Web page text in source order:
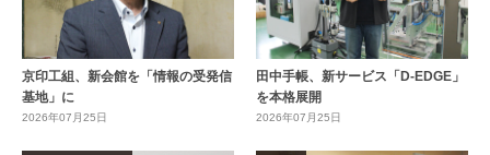
京印工組、新会館を「情報の受発信
基地」に
2026年07月25日
田中手帳、新サービス「D-EDGE」
を本格展開
2026年07月25日